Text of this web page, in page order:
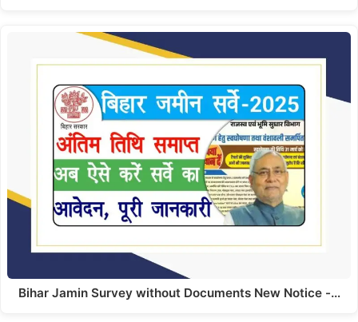
Bihar Jamin Survey without Documents New Notice -…